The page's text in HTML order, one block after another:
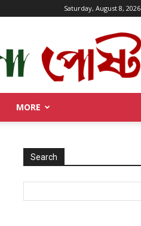
Saturday, August 8, 2026
MORE
Search